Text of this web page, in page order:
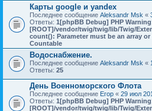
Карты google и yandex
Последнее сообщение Aleksandr Msk «
Ответы: 1[phpBB Debug] PHP Warning
[ROOT]/vendor/twig/twig/lib/Twig/
count(): Parameter must be an array
Countable
Водоснабжение.
Последнее сообщение Aleksandr Msk «
Ответы: 25
День Военноморского Флота
Последнее сообщение Егор « 29 июл
Ответы: 1 [phpBB Debug] PHP Warning
[ROOT]/vendor/twig/twig/lib/Twig/